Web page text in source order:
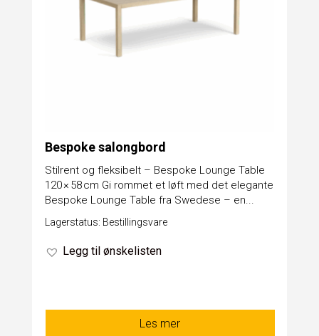
Bespoke salongbord
Stilrent og fleksibelt – Bespoke Lounge Table
120 × 58 cm Gi rommet et løft med det elegante
Bespoke Lounge Table fra Swedese – en...
Lagerstatus: Bestillingsvare
Legg til ønskelisten
Les mer